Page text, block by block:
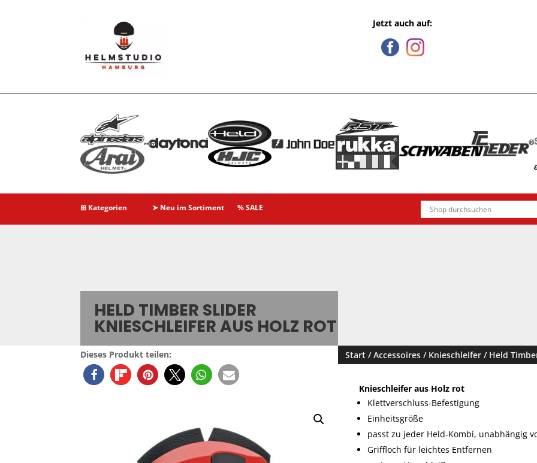
Jetzt auch auf:
⊞ Kategorien ➤ Neu im Sortiment % SALE
HELD TIMBER SLIDER
KNIESCHLEIFER AUS HOLZ ROT
Dieses Produkt teilen: Start /Accessoires / Knieschleifer / Held
Knieschleifer aus Holz rot
Klettverschluss-Befestigung
Einheitsgröße
passt zu jeder Held-Kombi, unabhängig
Griffloch für leichtes Entfernen